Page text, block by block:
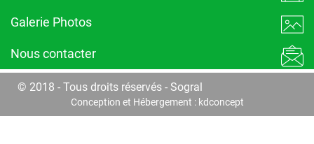
Galerie Photos
Nous contacter
© 2018 - Tous droits réservés - Sogral
Conception et Hébergement : kdconcept